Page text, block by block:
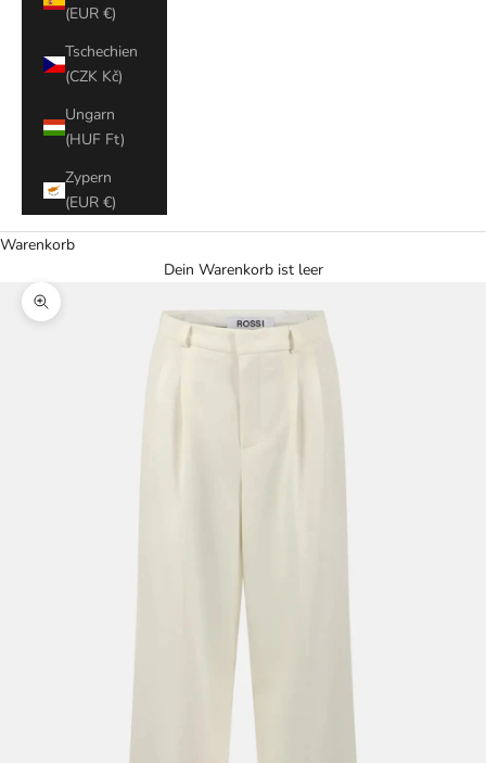
(EUR €)
Tschechien
(CZK Kč)
Ungarn
(HUF Ft)
Zypern
(EUR €)
Warenkorb
Dein Warenkorb ist leer
Bild vergrößern